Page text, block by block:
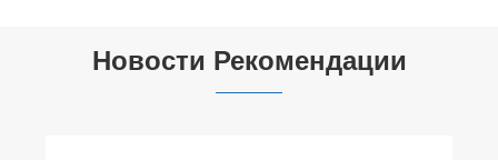
Новости Рекомендации